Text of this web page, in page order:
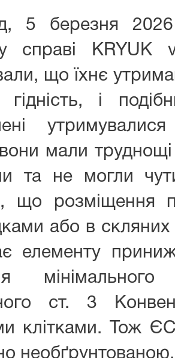
5 березня
справі
що їхнє
гідність, і
мали труднощі
та не могли
що розміщення
або в
елементу
ст. 3
клітками. Тож
необґрунтованою.